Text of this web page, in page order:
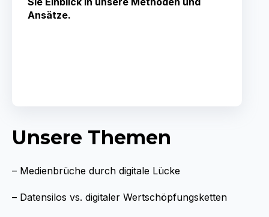
Ansätze.
Unsere Themen
– Medienbrüche durch digitale Lücke
– Datensilos vs. digitaler Wertschöpfungsketten